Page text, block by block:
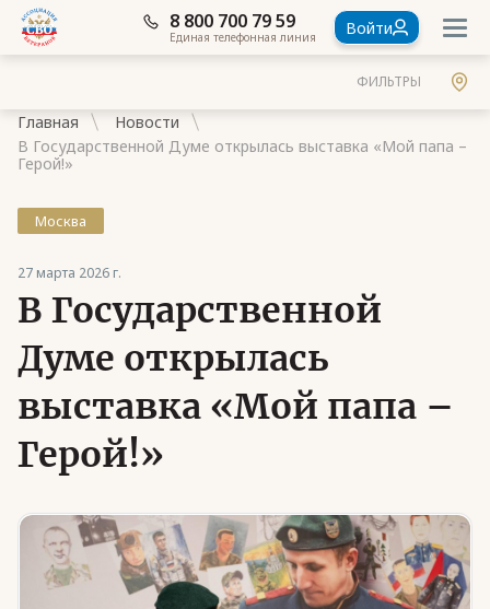
8 800 700 79 59
Единая телефонная линия Войти
ФИЛЬТРЫ
Главная
Новости
В Государственной Думе открылась выставка «Мой папа –
Герой!»
Москва
27 марта 2026 г.
В Государственной
Думе открылась
выставка «Мой папа –
Герой!»
Контакты
Стать членом Ассоциации ветеранов СВО
Ассоциация в субъектах России
Частые вопросы
Юридическая помощь